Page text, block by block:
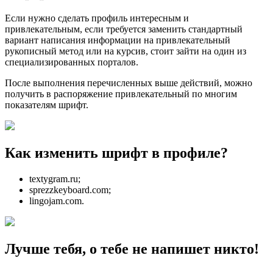
Если нужно сделать профиль интересным и
привлекательным, если требуется заменить стандартный
вариант написания информации на привлекательный
рукописный метод или на курсив, стоит зайти на один из
специализированных порталов.
После выполнения перечисленных выше действий, можно
получить в распоряжение привлекательный по многим
показателям шрифт.
Как изменить шрифт в профиле?
textygram.ru;
sprezzkeyboard.com;
lingojam.com.
Лучше тебя, о тебе не напишет никто!